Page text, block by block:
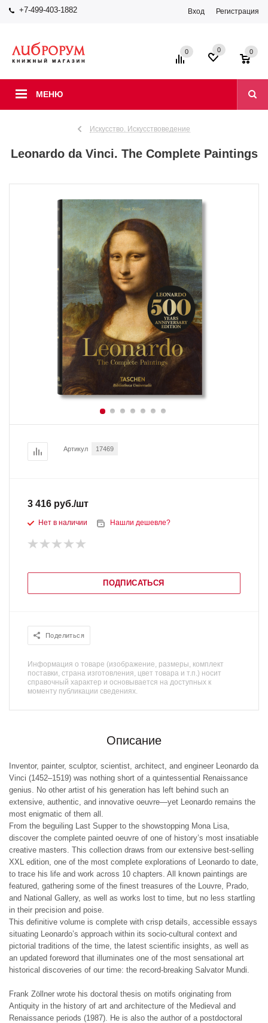
+7-499-403-1882 Вход Регистрация
МЕНЮ
0 0 0
Искусство. Искусствоведение
Leonardo da Vinci. The Complete Paintings
Артикул 17469
3 416 руб./шт
Нет в наличии Нашли дешевле?
ПОДПИСАТЬСЯ
Поделиться
Информация о товаре (изображение, размеры, комплект
поставки, страна изготовления, цвет товара и т.п.) носит
справочный характер и основывается на доступных к
моменту публикации сведениях.
Описание
Inventor, painter, sculptor, scientist, architect, and engineer Leonardo da
Vinci (1452–1519) was nothing short of a quintessential Renaissance
genius. No other artist of his generation has left behind such an
extensive, authentic, and innovative oeuvre—yet Leonardo remains the
most enigmatic of them all.
From the beguiling Last Supper to the showstopping Mona Lisa,
discover the complete painted oeuvre of one of history’s most insatiable
creative masters. This collection draws from our extensive best-selling
XXL edition, one of the most complete explorations of Leonardo to date,
to trace his life and work across 10 chapters. All known paintings are
featured, gathering some of the finest treasures of the Louvre, Prado,
and National Gallery, as well as works lost to time, but no less startling
in their precision and poise.
This definitive volume is complete with crisp details, accessible essays
situating Leonardo’s approach within its socio-cultural context and
pictorial traditions of the time, the latest scientific insights, as well as
an updated foreword that illuminates one of the most sensational art
historical discoveries of our time: the record-breaking Salvator Mundi.
Frank Zöllner wrote his doctoral thesis on motifs originating from
Antiquity in the history of art and architecture of the Medieval and
Renaissance periods (1987). He is also the author of a postdoctoral